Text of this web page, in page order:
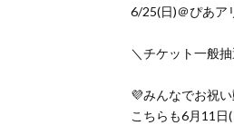
6/25(日)＠ぴあア
＼チケット一般
💜みんなでお祝
こちらも6月11日